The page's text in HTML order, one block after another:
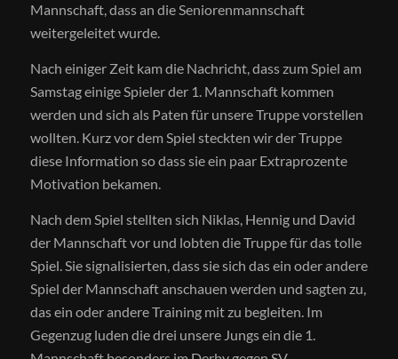
Mannschaft, dass an die Seniorenmannschaft
weitergeleitet wurde.
Nach einiger Zeit kam die Nachricht, dass zum Spiel am
Samstag einige Spieler der 1. Mannschaft kommen
werden und sich als Paten für unsere Truppe vorstellen
wollten. Kurz vor dem Spiel steckten wir der Truppe
diese Information so dass sie ein paar Extraprozente
Motivation bekamen.
Nach dem Spiel stellten sich Niklas, Hennig und David
der Mannschaft vor und lobten die Truppe für das tolle
Spiel. Sie signalisierten, dass sie sich das ein oder andere
Spiel der Mannschaft anschauen werden und sagten zu,
das ein oder andere Training mit zu begleiten. Im
Gegenzug luden die drei unsere Jungs ein die 1.